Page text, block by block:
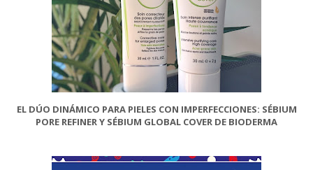
EL DÚO DINÁMICO PARA PIELES CON IMPERFECCIONES: SÉBIUM
PORE REFINER Y SÉBIUM GLOBAL COVER DE BIODERMA